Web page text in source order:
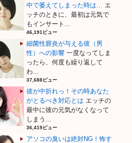
中で萎えてしまった時は…
エ
ッチのときに、最初は元気で
もインサート...
46,191ビュー
細菌性膣炎が与える彼（男
性）への影響 一度なってしま
ったら、何度も繰り返して
わ...
37,688ビュー
彼が中折れっ！その時あなた
がとるべき対応とは エッチの
最中に彼の元気がなくなって
しまう...
36,419ビュー
アソコの臭いは絶対NG！怖す